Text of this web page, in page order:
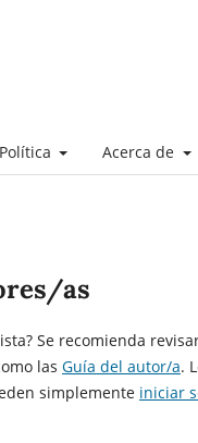
Política Acerca de
as
Se recomienda
las Guía del autor/a.
simplemente iniciar